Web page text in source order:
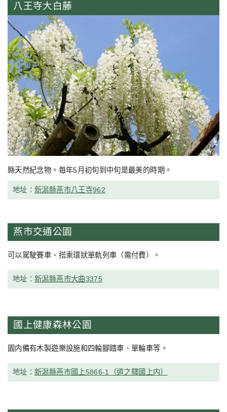
八王寺大白藤
縣天然紀念物。毎年5月初旬到中旬是最美的時期。
地址：新潟縣燕市八王寺962
燕市交通公園
可以駕駛賽車、搭乘環狀單軌列車（需付費）。
地址：新潟縣燕市大曲3375
國上健康森林公園
園内備有木製遊樂設施和四輪腳踏車、單輪車等。
地址：新潟縣燕市國上5866-1（道之驛國上内）